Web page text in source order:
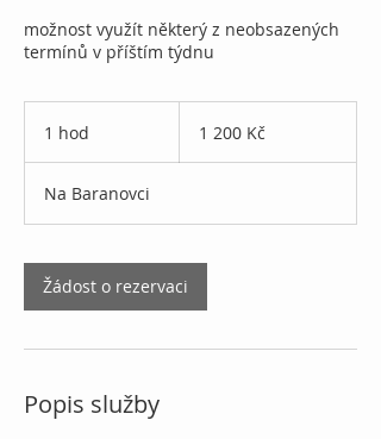
možnost využít některý z neobsazených
termínů v příštím týdnu
1 hod
korun1 200 Kč
Na Baranovci
Žádost o rezervaci
Popis služby